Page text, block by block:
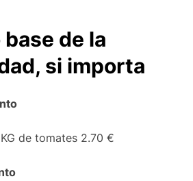
de la
si importa
de tomates 2.70 €